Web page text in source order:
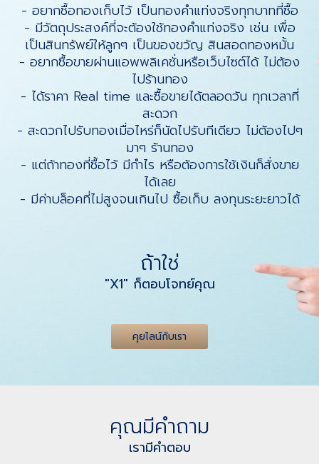
- อยากซื้อทองเก็บไว้ เป็นทองคำแท่งจริงทุกบาทที่ซื้อ
- มีวัตถุประสงค์ที่จะต้องใช้ทองคำแท่งจริง เช่น เพื่อ
เป็นสินทรัพย์ให้ลูกๆ เป็นของขวัญ สินสอดทองหมั้น
- อยากซื้อขายผ่านแอพพลิเคชั่นหรือเว็บไซต์ได้ ไม่ต้อง
ไปร้านทอง
- ได้ราคา Real time และซื้อขายได้ตลอดวัน ทุกเวลาที่
สะดวก
- สะดวกไปรับทองเมื่อไหร่ก็นัดไปรับทีเดียว ไม่ต้องไปๆ
มาๆ ร้านทอง
- แต่ถ้าทองที่ซื้อไว้ มีกำไร หรือต้องการใช้เงินก็สั่งขาย
ได้เลย
- มีค่าบล็อคที่ไม่สูงจนเกินไป ซื้อเก็บ ลงทุนระยะยาวได้
ถ้าใช่
"X1" ก็ตอบโจทย์คุณ
คุยไลน์กับเรา
คุณมีคำถาม
เรามีคำตอบ